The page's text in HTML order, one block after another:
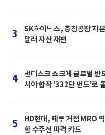
3
SK하이닉스, 충칭공장 지
달러 자산 재편
4
샌디스크 쇼크에 글로벌
시아 합작 '332단 낸드'로
5
HD현대, 페루 거점 MRO
함 수주전 파격 카드